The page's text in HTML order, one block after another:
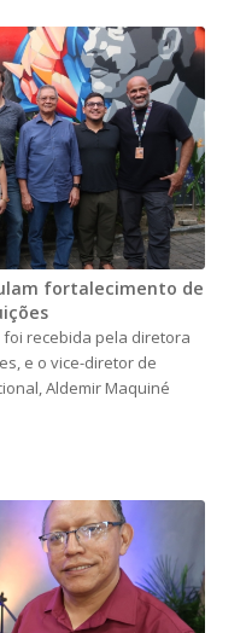
fortalecimento de
foi recebida pela diretora
e o vice-diretor de
Aldemir Maquiné